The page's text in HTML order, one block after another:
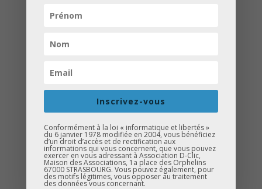
élèves ont été déposés et ramènes en
garçons, grands, petits, toutes
chacun s’est très bien défendu.
Félicitations à tous les élèves pour leur
implication, leur respect et leur esprit
d’équipe. Nous remercions également
tous les accompagnateurs des collèges.
Cette année pour leur première
participation au tournoi D-Clic Foot : Le
Inscrivez-vous
Conformément à la loi « informatique et libertés »
du 6 janvier 1978 modifiée en 2004, vous bénéficiez
d’un droit d’accès et de rectification aux
informations qui vous concernent, que vous pouvez
exercer en vous adressant à Association D-Clic,
Maison des Associations, 1a place des Orphelins
67000 STRASBOURG. Vous pouvez également, pour
des motifs légitimes, vous opposer au traitement
des données vous concernant.